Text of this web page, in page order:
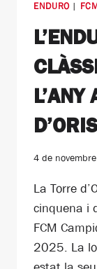
ENDURO|
L’ANY
4 de
La Torre
cinquena i
FCM
2025. La